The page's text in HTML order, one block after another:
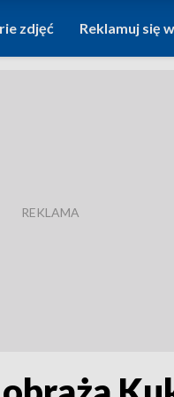
zdjęć Reklamuj się